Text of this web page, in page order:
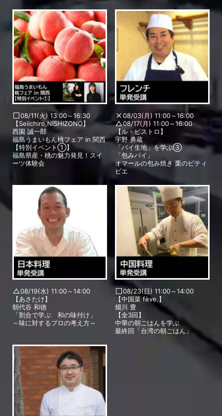
08/11(火) 13:00～16:30
【Seiichiro,NISHIZONO】
西園 誠一郎
福島うまいもん桃フェア in 関西
【特別イベント①】
福島県産・桃の魅力発見！スイ
ーツ体験会
08/03(月) 11:00～16:00
08/17(月) 11:00～16:00
【ル・ビストロ】
宇野 勇蔵
「パイ生地」を学ぶ③
「包みパイ」
オマールの包み焼き 栗のピティ
ビエ
08/19(水) 11:00～14:00
【あさたけ】
朝代谷 和徳
「割合で学ぶ 和の味付け」
～味に対するプロの考え方～
08/23(日) 11:00～14:00
【中国菜 fève.】
畑川 豊
【全3回】
中華の朝ごはんを学ぶ
最終回「台湾の朝ごはん」